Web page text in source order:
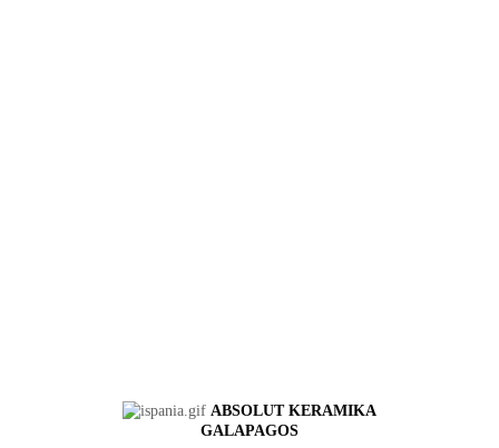
ABSOLUT KERAMIKA
GALAPAGOS